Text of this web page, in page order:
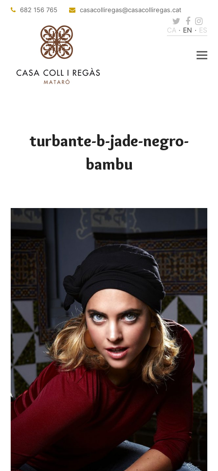
682 156 765 casacolliregas@casacolliregas.cat
Twitter
CA EN ES
turbante-b-jade-negro-
bambu